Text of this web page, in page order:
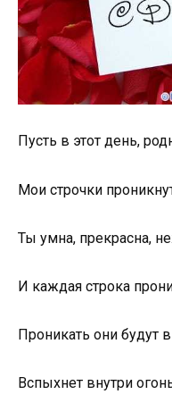
Пусть в этот день,
Мои строчки
Ты умна, прекрасна,
И каждая строка
Проникать они будут в
Вспыхнет внутри